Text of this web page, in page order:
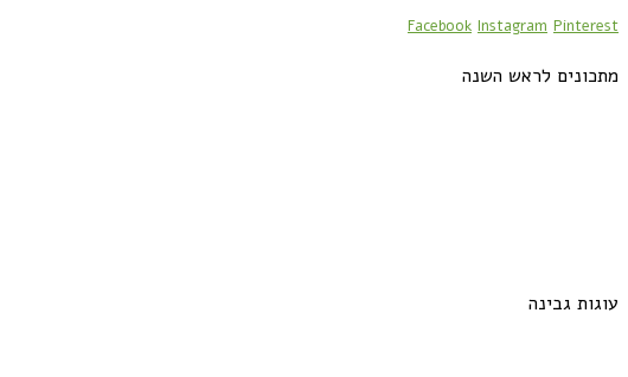
Facebook Instagram Pinterest
מתכונים לראש השנה
עוגות גבינה